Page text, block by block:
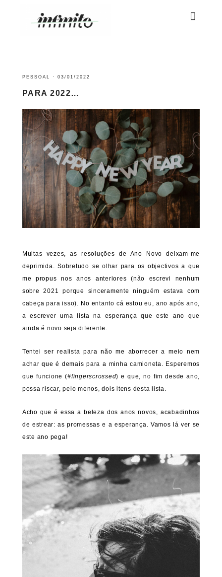
PESSOAL · 03/01/2022
PARA 2022…
Muitas vezes, as resoluções de Ano Novo deixam-me
deprimida. Sobretudo se olhar para os objectivos a que
me propus nos anos anteriores (não escrevi nenhum
sobre 2021 porque sinceramente ninguém estava com
cabeça para isso). No entanto cá estou eu, ano após ano,
a escrever uma lista na esperança que este ano que
ainda é novo seja diferente.
Tentei ser realista para não me aborrecer a meio nem
achar que é demais para a minha camioneta. Esperemos
que funcione (#fingerscrossed) e que, no fim desde ano,
possa riscar, pelo menos, dois itens desta lista.
Acho que é essa a beleza dos anos novos, acabadinhos
de estrear: as promessas e a esperança. Vamos lá ver se
este ano pega!